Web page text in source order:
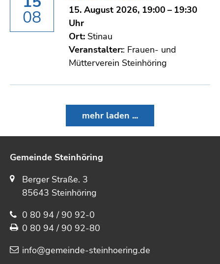
08
15. August 2026, 19:00 – 19:30
Uhr
Ort: Stinau
Veranstalter:: Frauen- und
Mütterverein Steinhöring
mehr laden ...
Gemeinde Steinhöring
Berger Straße. 3
85643 Steinhöring
0 80 94 / 90 92-0
0 80 94 / 90 92-80
info@gemeinde-steinhoering.de